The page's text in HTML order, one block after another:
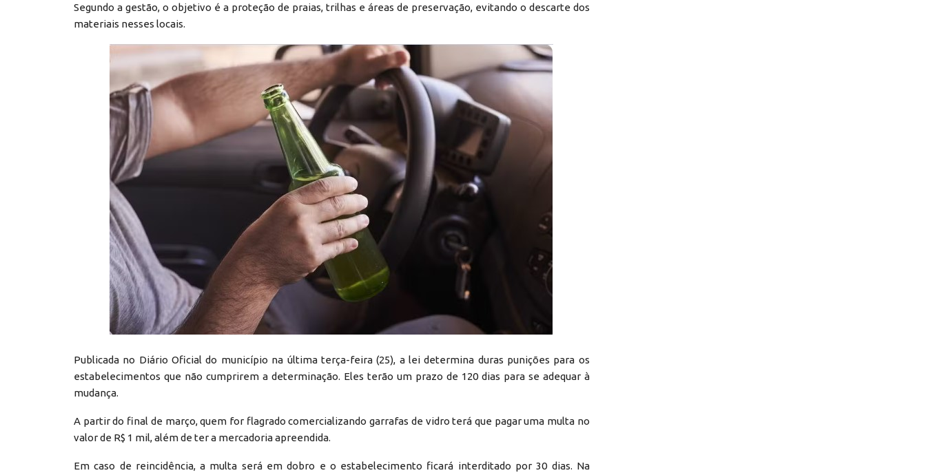
Segundo a gestão, o objetivo é a proteção de praias, trilhas e áreas de preservação, evitando o descarte dos
materiais nesses locais.
Publicada no Diário Oficial do município na última terça-feira (25), a lei determina duras punições para os
estabelecimentos que não cumprirem a determinação. Eles terão um prazo de 120 dias para se adequar à
mudança.
A partir do final de março, quem for flagrado comercializando garrafas de vidro terá que pagar uma multa no
valor de R$ 1 mil, além de ter a mercadoria apreendida.
Em caso de reincidência, a multa será em dobro e o estabelecimento ficará interditado por 30 dias. Na